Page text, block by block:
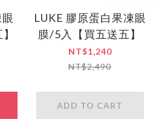
LUKE 膠原蛋白果凍眼
膜/5入【買五送五】
NT$1,240
NT$2,490
ADD TO CART